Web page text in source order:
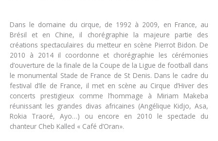
Dans le domaine du cirque, de 1992 à 2009, en France, au
Brésil et en Chine, il chorégraphie la majeure partie des
créations spectaculaires du metteur en scène Pierrot Bidon. De
2010 à 2014 il coordonne et chorégraphie les cérémonies
d’ouverture de la finale de la Coupe de la Ligue de football dans
le monumental Stade de France de St Denis. Dans le cadre du
festival d’Ile de France, il met en scène au Cirque d’Hiver des
concerts prestigieux comme l’hommage à Miriam Makeba
réunissant les grandes divas africaines (Angélique Kidjo, Asa,
Rokia Traoré, Ayo…) ou encore en 2010 le spectacle du
chanteur Cheb Kalled « Café d’Oran».